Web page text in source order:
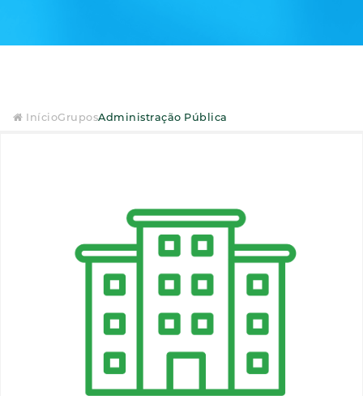
InícioGruposAdministração Pública